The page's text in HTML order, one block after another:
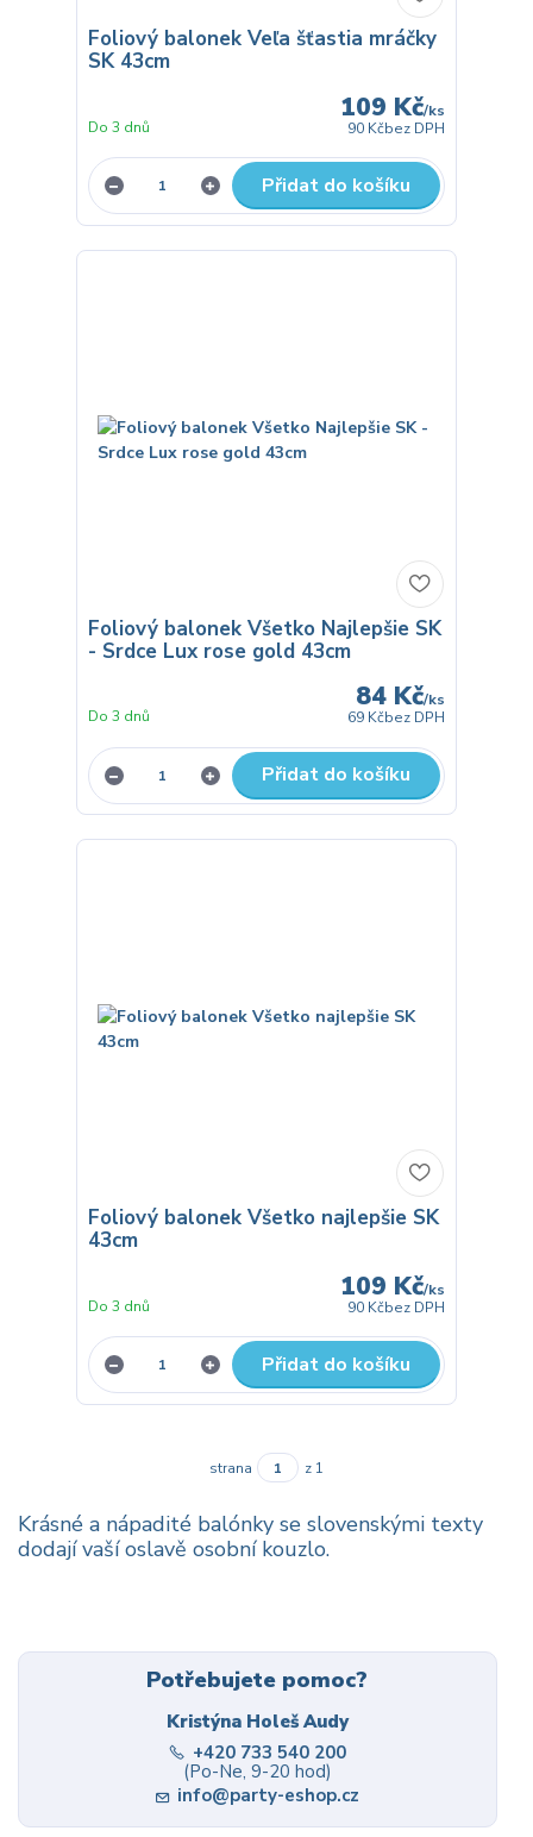
Foliový balonek Veľa šťastia mráčky
SK 43cm
109 Kč/ks
90 Kčbez DPH
Do 3 dnů
Přidat do košíku
Foliový balonek Všetko Najlepšie SK
- Srdce Lux rose gold 43cm
84 Kč/ks
69 Kčbez DPH
Do 3 dnů
Přidat do košíku
Foliový balonek Všetko najlepšie SK
43cm
109 Kč/ks
90 Kčbez DPH
Do 3 dnů
Přidat do košíku
strana z 1
Krásné a nápadité balónky se slovenskými texty
dodají vaší oslavě osobní kouzlo.
Potřebujete pomoc?
Kristýna Holeš Audy
+420 733 540 200
(Po-Ne, 9-20 hod)
info@party-eshop.cz